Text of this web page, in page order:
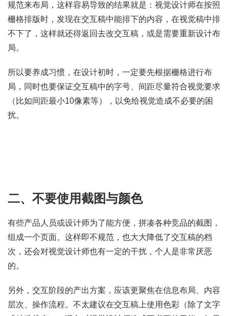
规范来布局，这样容易导致的结果就是：视觉设计师在按照
栅格排版时，发现在交互稿中能排下的内容，在视觉稿中排
不下了，这样就还得返回去改交互稿，或是需要重新设计布
局。
所以要养成习惯，在设计初时，一定要先根据栅格进行布
局，同时也要保证交互稿中的字号、间距尽量符合视觉要求
（比如间距最小10像素等），以免给视觉造成不必要的困
扰。
二、不要使用截图与颜色
有些产品人员或设计师为了能方便，拼凑各种竞品的截图，
组成一个页面。这样即不规范，也大大降低了交互稿的档
次，还会对视觉设计师也有一定的干扰，个人是非常厌恶
的。
另外，交互阶段的产出方案，应该更聚焦在信息布局、内容
层次、操作流程。不太建议在交互稿上使用色彩（除了文字